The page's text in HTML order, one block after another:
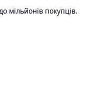
мільйонів покупців.